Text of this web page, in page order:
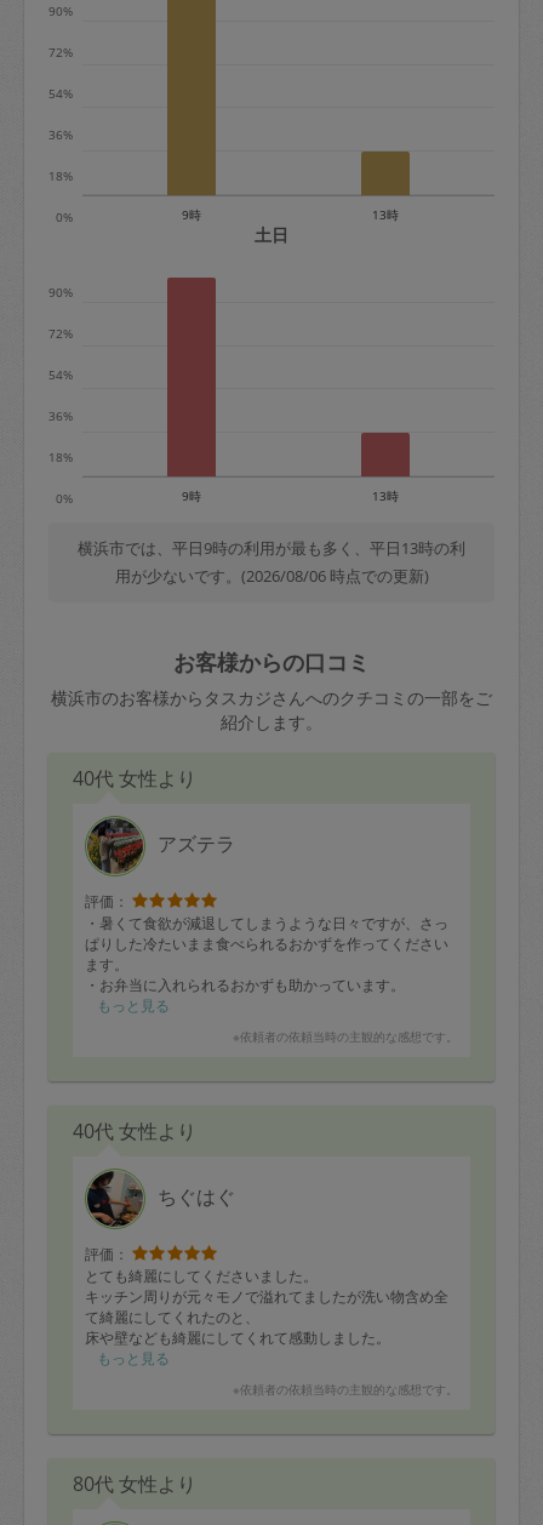
※キャンセル料金の設定について：
0%
18%
36%
54%
72%
90%
9時 13時
土日
0%
18%
36%
54%
72%
90%
9時 13時
横浜市では、平日9時の利用が最も多く、平日13時の利
用が少ないです。(2026/08/06 時点での更新)
お客様からの口コミ
横浜市のお客様からタスカジさんへのクチコミの一部をご
紹介します。
40代 女性より
アズテラ
評価：
・暑くて食欲が減退してしまうような日々ですが、さっ
ぱりした冷たいまま食べられるおかずを作ってください
ます。
・お弁当に入れられるおかずも助かっています。
・いつも冷蔵庫にある材料で、10〜14種類くらいのおか
これからもよろしくお願いいたします！
もっと見る
※依頼者の依頼当時の主観的な感想です。
40代 女性より
ちぐはぐ
評価：
とても綺麗にしてくださいました。
キッチン周りが元々モノで溢れてましたが洗い物含め全
て綺麗にしてくれたのと、
床や壁なども綺麗にしてくれて感動しました。
たり、アレルギーに配慮してくれたり気を配っていただ
ありがとうございました。
もっと見る
※依頼者の依頼当時の主観的な感想です。
80代 女性より